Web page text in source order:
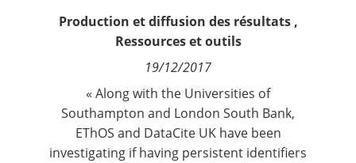
Nous suivre
Production et diffusion des résultats,
Ressources et outils
19/12/2017
« Along with the Universities of
Southampton and London South Bank,
EThOS and DataCite UKhave been
investigating if having persistent identifiers